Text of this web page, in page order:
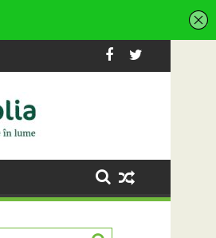
un nou centru cultural și de
Când luna devine o întrebare